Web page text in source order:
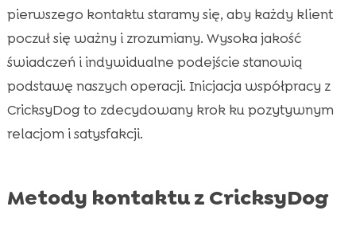
pierwszego kontaktu staramy się, aby każdy klient
poczuł się ważny i zrozumiany. Wysoka jakość
świadczeń i indywidualne podejście stanowią
podstawę naszych operacji. Inicjacja współpracy z
CricksyDog to zdecydowany krok ku pozytywnym
relacjom i satysfakcji.
Metody kontaktu z CricksyDog